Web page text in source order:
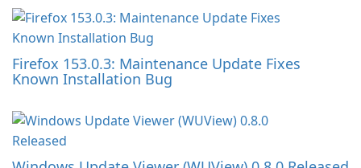
Firefox 153.0.3: Maintenance Update Fixes
Known Installation Bug